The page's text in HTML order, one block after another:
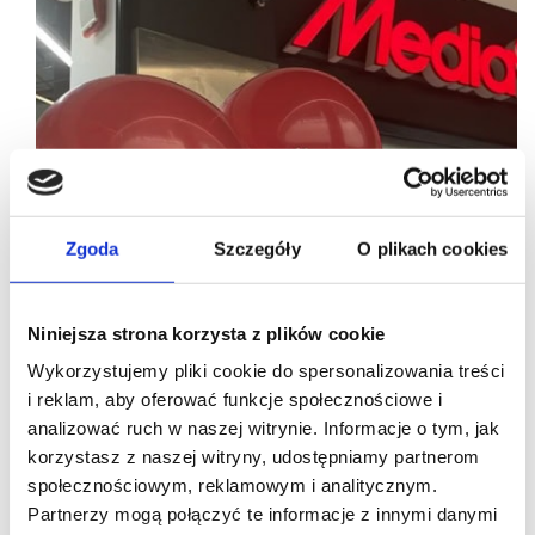
Zgoda Szczegóły O plikach cookies
Niniejsza strona korzysta z plików cookie
Wykorzystujemy pliki cookie do spersonalizowania treści
i reklam, aby oferować funkcje społecznościowe i
analizować ruch w naszej witrynie. Informacje o tym, jak
korzystasz z naszej witryny, udostępniamy partnerom
społecznościowym, reklamowym i analitycznym.
Partnerzy mogą połączyć te informacje z innymi danymi
12/09/2024 RG Leasing Multibox
RG Leasing wprowadza MediaMarkt do Ostrowa
Wielkopolskiego